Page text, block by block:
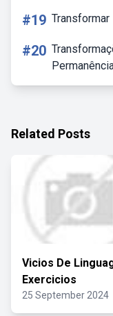
#19
#20
Related Posts
Vicios De
Exercicios
25 September 2024